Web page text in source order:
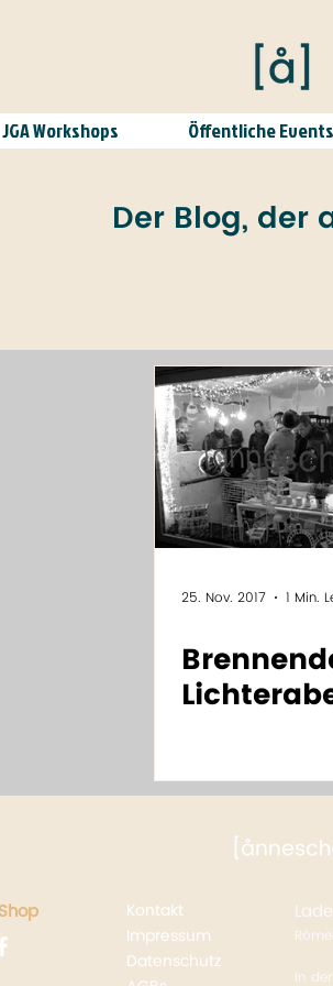
JGA Workshops Öffentliche Events
Der Blog, der
25. Nov. 2017 1 Min.
Kontakt
Impressum
Datenschutz
In